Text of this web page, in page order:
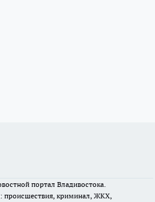
портал Владивостока.
происшествия, криминал, ЖКХ,